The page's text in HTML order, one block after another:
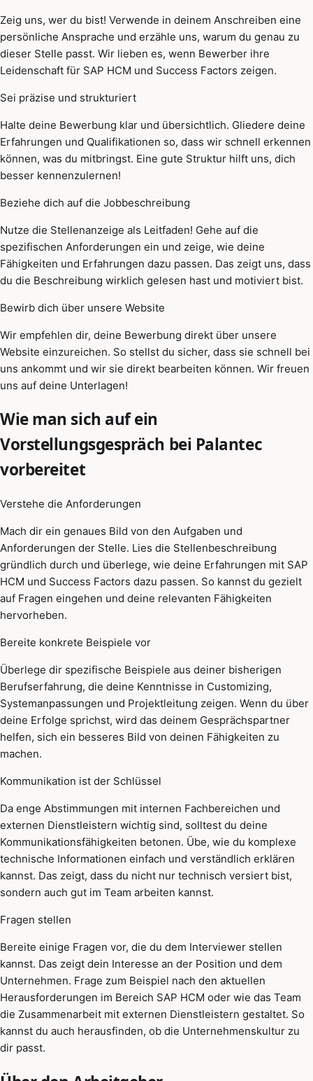
Zeig uns, wer du bist! Verwende in deinem Anschreiben eine
persönliche Ansprache und erzähle uns, warum du genau zu
dieser Stelle passt. Wir lieben es, wenn Bewerber ihre
Leidenschaft für SAP HCM und Success Factors zeigen.
Sei präzise und strukturiert
Halte deine Bewerbung klar und übersichtlich. Gliedere deine
Erfahrungen und Qualifikationen so, dass wir schnell erkennen
können, was du mitbringst. Eine gute Struktur hilft uns, dich
besser kennenzulernen!
Beziehe dich auf die Jobbeschreibung
Nutze die Stellenanzeige als Leitfaden! Gehe auf die
spezifischen Anforderungen ein und zeige, wie deine
Fähigkeiten und Erfahrungen dazu passen. Das zeigt uns, dass
du die Beschreibung wirklich gelesen hast und motiviert bist.
Bewirb dich über unsere Website
Wir empfehlen dir, deine Bewerbung direkt über unsere
Website einzureichen. So stellst du sicher, dass sie schnell bei
uns ankommt und wir sie direkt bearbeiten können. Wir freuen
uns auf deine Unterlagen!
Wie man sich auf ein
Vorstellungsgespräch bei Palantec
vorbereitet
Verstehe die Anforderungen
Mach dir ein genaues Bild von den Aufgaben und
Anforderungen der Stelle. Lies die Stellenbeschreibung
gründlich durch und überlege, wie deine Erfahrungen mit SAP
HCM und Success Factors dazu passen. So kannst du gezielt
auf Fragen eingehen und deine relevanten Fähigkeiten
hervorheben.
Bereite konkrete Beispiele vor
Überlege dir spezifische Beispiele aus deiner bisherigen
Berufserfahrung, die deine Kenntnisse in Customizing,
Systemanpassungen und Projektleitung zeigen. Wenn du über
deine Erfolge sprichst, wird das deinem Gesprächspartner
helfen, sich ein besseres Bild von deinen Fähigkeiten zu
machen.
Kommunikation ist der Schlüssel
Da enge Abstimmungen mit internen Fachbereichen und
externen Dienstleistern wichtig sind, solltest du deine
Kommunikationsfähigkeiten betonen. Übe, wie du komplexe
technische Informationen einfach und verständlich erklären
kannst. Das zeigt, dass du nicht nur technisch versiert bist,
sondern auch gut im Team arbeiten kannst.
Fragen stellen
Bereite einige Fragen vor, die du dem Interviewer stellen
kannst. Das zeigt dein Interesse an der Position und dem
Unternehmen. Frage zum Beispiel nach den aktuellen
Herausforderungen im Bereich SAP HCM oder wie das Team
die Zusammenarbeit mit externen Dienstleistern gestaltet. So
kannst du auch herausfinden, ob die Unternehmenskultur zu
dir passt.